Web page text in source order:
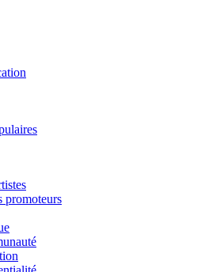
promoteurs